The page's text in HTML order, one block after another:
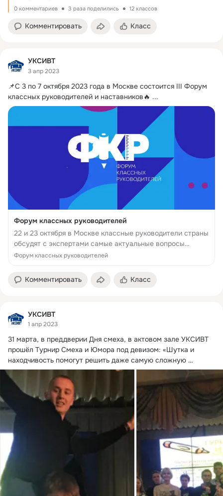
0 комментариев 3 раза поделились 12 классов
Комментировать Класс
УКСИВТ
3 апр 2023
📌С 3 по 7 октября 2023 года в Москве состоится III Форум
классных руководителей и наставников🔥 ...
Форум классных руководителей
22 и 23 октября в Москве классные руководители страны
обсудят с экспертами самые актуальные вопросы
современного образования. Следите за форумом онлайн!
Форум классных руководителей
Комментировать Класс
УКСИВТ
1 апр 2023
31 марта, в преддверии Дня смеха, в актовом зале УКСИВТ
прошёл Турнир Смеха и Юмора под девизом: «Шутка и
находчивость помогут решить даже самую сложную
проблему! ...